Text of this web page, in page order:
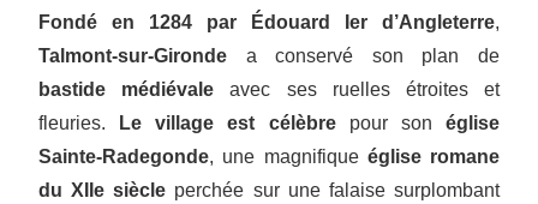
Fondé en 1284 par Édouard Ier d’Angleterre,
Talmont-sur-Gironde a conservé son plan de
bastide médiévale avec ses ruelles étroites et
fleuries.
Le village est célèbrepour son église
Sainte-Radegonde, une magnifique église romane
du XIIe siècle perchée sur une falaise surplombant